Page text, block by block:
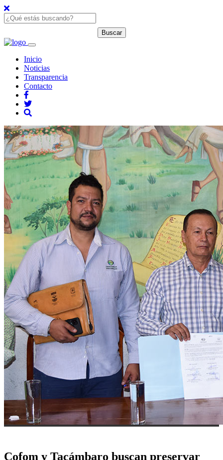
Inicio
Noticias
Transparencia
Contacto
Cofom y Tacámbaro buscan preservar